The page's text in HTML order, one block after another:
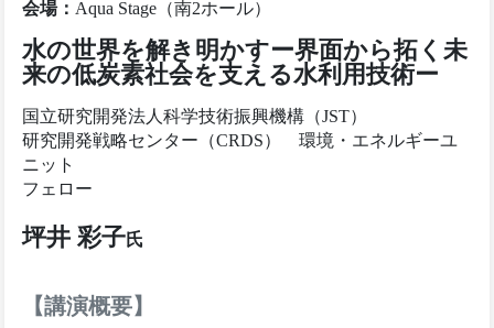
会場： Aqua Stage（南2ホール）
水の世界を解き明かすー界面から拓く未
来の低炭素社会を支える水利用技術ー
国立研究開発法人科学技術振興機構（JST）
研究開発戦略センター（CRDS） 環境・エネルギーユ
ニット
フェロー
坪井 彩子氏
【講演概要】